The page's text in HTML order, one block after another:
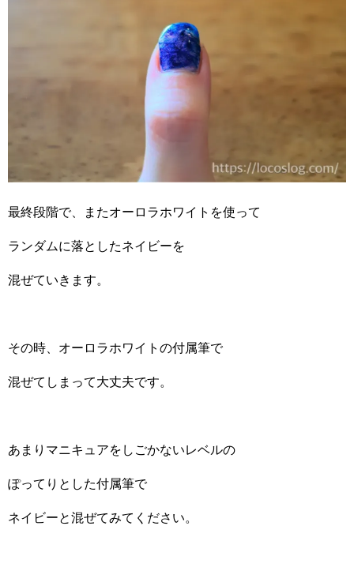
最終段階で、またオーロラホワイトを使って
ランダムに落としたネイビーを
混ぜていきます。
その時、オーロラホワイトの付属筆で
混ぜてしまって大丈夫です。
あまりマニキュアをしごかないレベルの
ぽってりとした付属筆で
ネイビーと混ぜてみてください。